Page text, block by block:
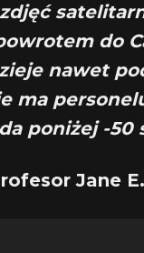
do
nawet
ma
poniżej -50
Jane